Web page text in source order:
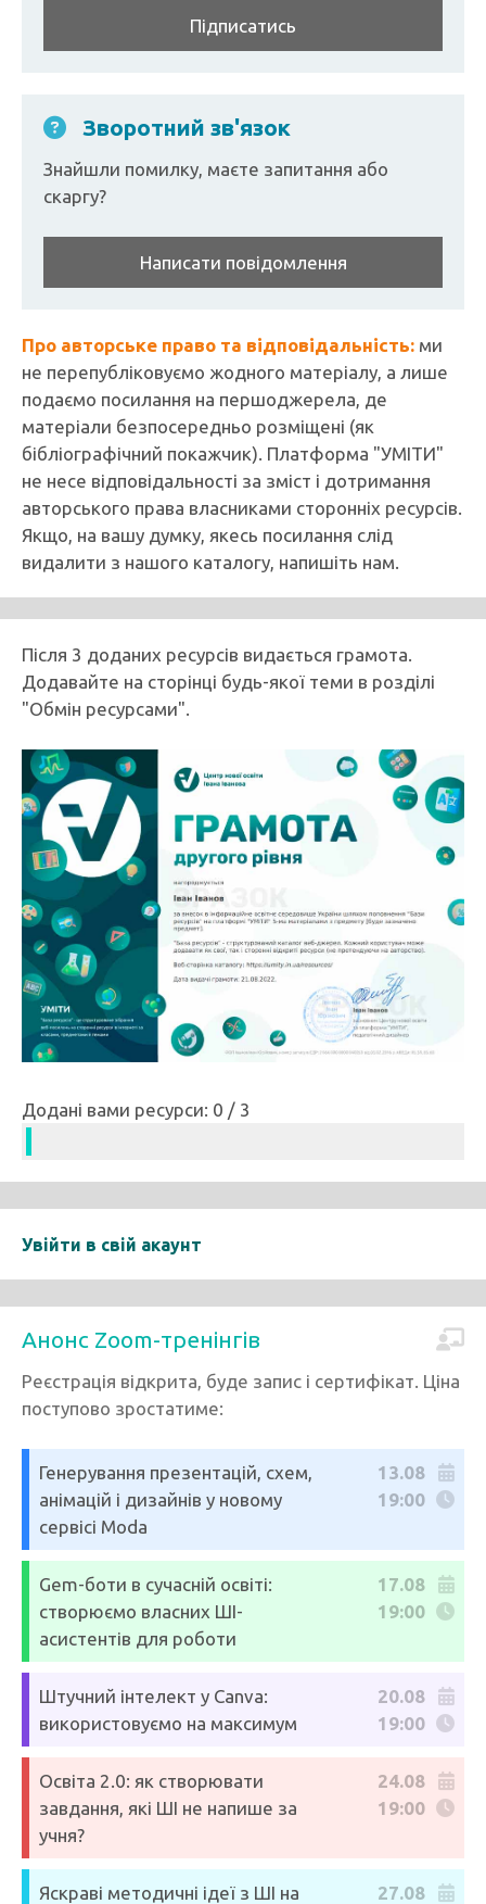
Підписатись
Зворотний зв'язок
Знайшли помилку, маєте запитання або
скаргу?
Написати повідомлення
Про авторське право та відповідальність: ми
не перепубліковуємо жодного матеріалу, а лише
подаємо посилання на першоджерела, де
матеріали безпосередньо розміщені (як
бібліографічний покажчик). Платформа "УМІТИ"
не несе відповідальності за зміст і дотримання
авторського права власниками сторонніх ресурсів.
Якщо, на вашу думку, якесь посилання слід
видалити з нашого каталогу, напишіть нам.
Після 3 доданих ресурсів видається грамота.
Додавайте на сторінці будь-якої теми в розділі
"Обмін ресурсами".
Додані вами ресурси: 0 / 3
Увійти в свій акаунт
Анонс Zoom-тренінгів
Реєстрація відкрита, буде запис і сертифікат. Ціна
поступово зростатиме:
Генерування презентацій, схем,
анімацій і дизайнів у новому
сервісі Moda
13.08
19:00
Gem-боти в сучасній освіті:
створюємо власних ШІ-
асистентів для роботи
17.08
19:00
Штучний інтелект у Canva:
використовуємо на максимум
20.08
19:00
Освіта 2.0: як створювати
завдання, які ШІ не напише за
учня?
24.08
19:00
Яскраві методичні ідеї з ШІ на
27.08